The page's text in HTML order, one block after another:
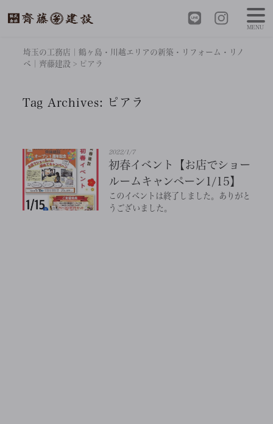
埼玉の工務店｜鶴ヶ島・川越エリアの新築・リフォーム・リノ
ベ｜齊藤建設 > ピアラ
Tag Archives: ピアラ
2022/1/7
初春イベント【お店でショー
ルームキャンペーン1/15】
このイベントは終了しました。ありがと
うございました。
MENU